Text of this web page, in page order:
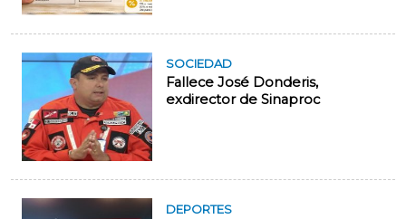
SOCIEDAD
Fallece José Donderis,
exdirector de Sinaproc
DEPORTES